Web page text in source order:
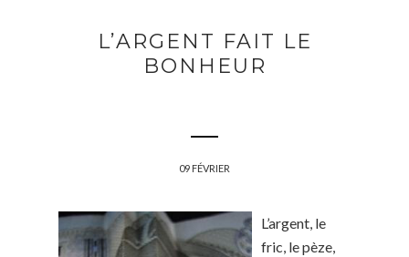
L’ARGENT FAIT LE
BONHEUR
09 FÉVRIER
L’argent, le
fric, le pèze,